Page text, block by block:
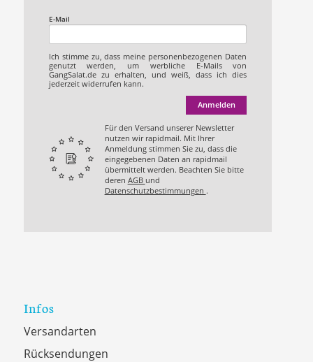
E-Mail
Ich stimme zu, dass meine personenbezogenen Daten
genutzt werden, um werbliche E-Mails von
GangSalat.de zu erhalten, und weiß, dass ich dies
jederzeit widerrufen kann.
Anmelden
Für den Versand unserer Newsletter
nutzen wir rapidmail. Mit Ihrer
Anmeldung stimmen Sie zu, dass die
eingegebenen Daten an rapidmail
übermittelt werden. Beachten Sie bitte
deren AGB und
Datenschutzbestimmungen .
Infos
Versandarten
Rücksendungen